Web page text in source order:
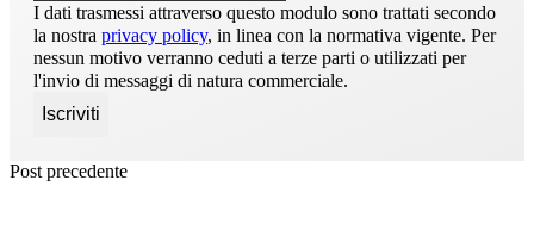
I dati trasmessi attraverso questo modulo sono trattati secondo
la nostra privacy policy, in linea con la normativa vigente. Per
nessun motivo verranno ceduti a terze parti o utilizzati per
l'invio di messaggi di natura commerciale.
Post precedente